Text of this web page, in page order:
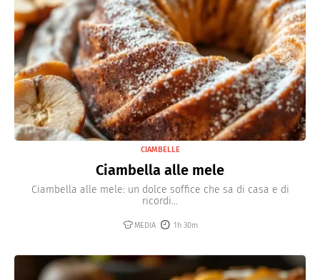
CIAMBELLE
Ciambella alle mele
Ciambella alle mele: un dolce soffice che sa di casa e di
ricordi...
MEDIA 1h 30m